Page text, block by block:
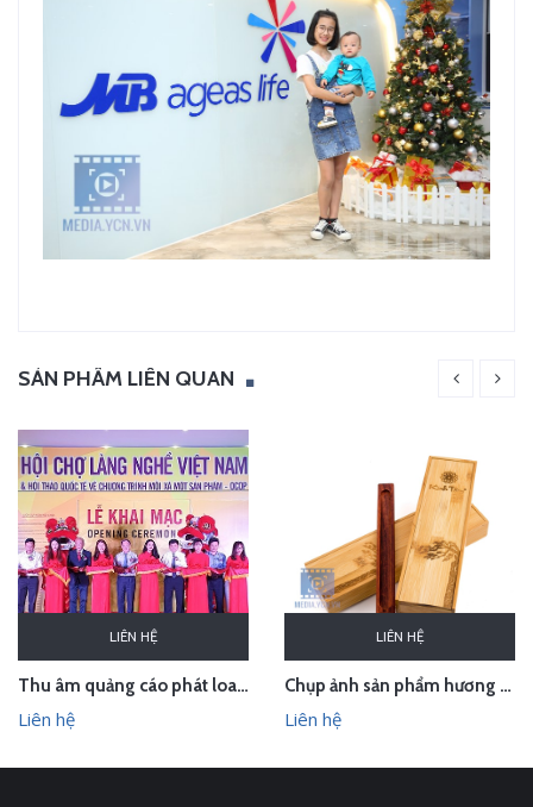
SẢN PHẨM LIÊN QUAN
LIÊN HỆ
Thu âm quảng cáo phát loa cho Hội chợ Làng nghề VN 2018
Liên hệ
LIÊN HỆ
Chụp ảnh sản phẩm hương trầm Hương Xưa - Kính Tâm trong studio Hà Nội
Liên hệ